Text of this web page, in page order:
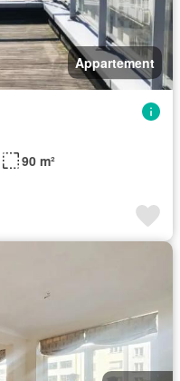
Appartement
90 m²